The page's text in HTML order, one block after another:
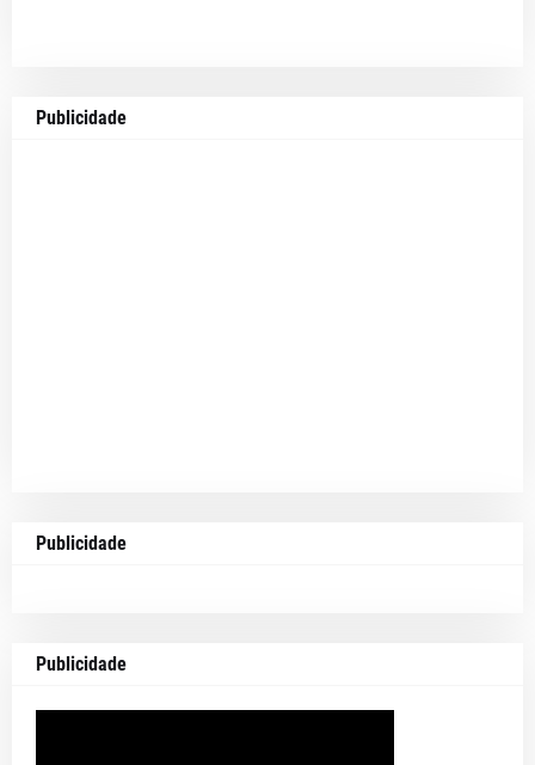
Publicidade
Publicidade
Publicidade